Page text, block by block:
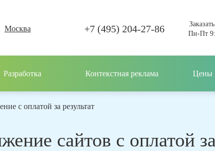
Москва +7 (495) 204-27-86
Пн-Пт
Разработка Контекстная реклама Цены
с оплатой за результат
сайтов с оплатой